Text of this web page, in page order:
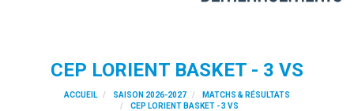
CEP LORIENT BASKET - 3 VS
ACCUEIL SAISON 2026-2027
MATCHS & RÉSULTATS
CEP LORIENT BASKET - 3 VS